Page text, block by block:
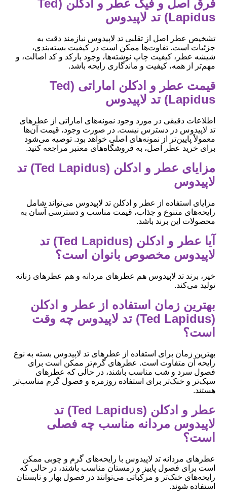
فرق اصل و فیک عطر و ادکلن (Ted
Lapidus) تد لاپیدوس
تشخیص عطر اصل از تقلبی تد لاپیدوس نیازمند دقت به
جزئیات است. تفاوت‌ها ممکن است در کیفیت بسته‌بندی،
شیشه عطر، کیفیت چاپ نوشته‌ها، وجود بارکد و کد اصالت، و
مهم‌تر از همه، کیفیت و ماندگاری رایحه باشد.
قیمت عطر و ادکلن اماراتی (Ted
Lapidus) تد لاپیدوس
اطلاعات دقیقی در مورد وجود نمونه‌های اماراتی از عطرهای
تد لاپیدوس در دسترس نیست. در صورت وجود، قیمت آن‌ها
معمولاً پایین‌تر از نمونه‌های اصلی خواهد بود. توصیه می‌شود
برای خرید عطر اصل، به فروشگاه‌های معتبر مراجعه کنید.
مزایای عطر و ادکلن (Ted Lapidus) تد
لاپیدوس
مزایای استفاده از عطر و ادکلن تد لاپیدوس می‌تواند شامل
رایحه‌های متنوع و جذاب، قیمت مناسب و دسترسی آسان به
محصولات این برند باشد.
آیا عطر و ادکلن (Ted Lapidus) تد
لاپیدوس مخصوص بانوان است؟
خیر، برند تد لاپیدوس هم عطرهای مردانه و هم عطرهای زنانه
تولید می‌کند.
بهترین زمان استفاده از عطر و ادکلن
(Ted Lapidus) تد لاپیدوس چه وقت
است؟
بهترین زمان برای استفاده از عطرهای تد لاپیدوس بسته به نوع
رایحه آن متفاوت است. عطرهای گرم‌تر ممکن است برای
فصول سرد و شب مناسب باشند، در حالی که عطرهای
سبک‌تر و خنک‌تر برای استفاده روزمره و فصول گرم مناسب‌تر
هستند.
عطر و ادکلن (Ted Lapidus) تد
لاپیدوس مردانه مناسب چه فصلی
است؟
عطرهای مردانه تد لاپیدوس با رایحه‌های گرم و چوبی ممکن
است برای فصول پاییز و زمستان مناسب باشند، در حالی که
رایحه‌های خنک‌تر و مرکباتی می‌توانند در فصول بهار و تابستان
استفاده شوند.